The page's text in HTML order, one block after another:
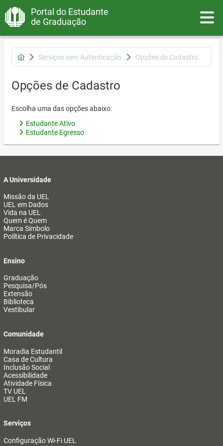
Portal do Estudante
de Graduação
Serviços sem Autenticação Opções de Cadastro
Opções de Cadastro
Escolha uma das opções abaixo:
Estudante Ativo
Estudante Egresso
A Universidade
Missão da UEL
UEL em Dados
Vida na UEL
Quem é Quem
Marca Símbolo
Política de Privacidade
Ensino
Graduação
Pesquisa/Pós
Extensão
Biblioteca
Vestibular
Comunidade
Moradia Estudantil
Casa de Cultura
Inclusão Social
Acessibilidade
Atividade Física
TV UEL
UEL FM
Serviços
Configuração Wi-Fi UEL